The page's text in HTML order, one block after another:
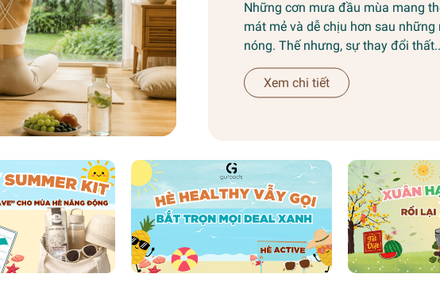
Những cơn mưa đầu mùa mang
mát mẻ và dễ chịu hơn sau những
nóng. Thế nhưng, sự thay đổi
Xem chi tiết